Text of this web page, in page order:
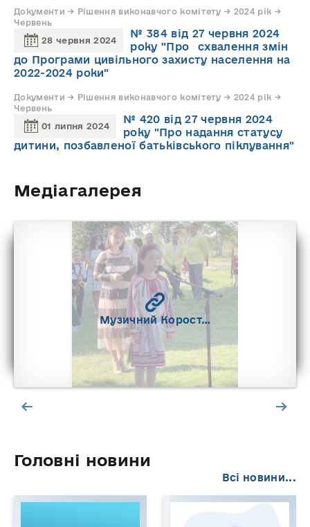
Документи → Рішення виконавчого комітету → 2024 рік →
Червень
28 червня 2024
№ 384 від 27 червня 2024
року "Про схвалення змін
до Програми цивільного захисту населення на
2022-2024 роки"
Документи → Рішення виконавчого комітету → 2024 рік →
Червень
01 липня 2024
№ 420 від 27 червня 2024
року "Про надання статусу
дитини, позбавленої батьківського піклування"
Медіагалерея
Музичний Корост…
Головні новини
Всі новини...